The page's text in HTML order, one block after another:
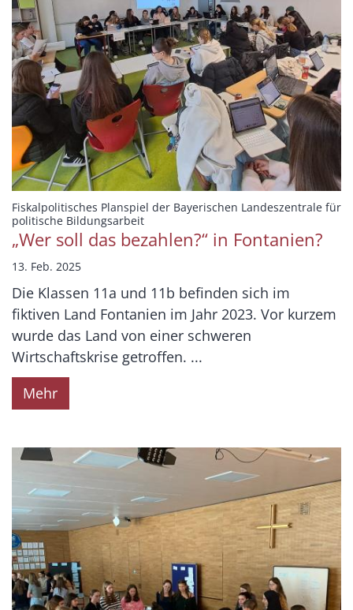
Fiskalpolitisches Planspiel der Bayerischen Landeszentrale für
politische Bildungsarbeit:
„Wer soll das bezahlen?“ in Fontanien?
13. Feb. 2025
Die Klassen 11a und 11b befinden sich im
fiktiven Land Fontanien im Jahr 2023. Vor kurzem
wurde das Land von einer schweren
Wirtschaftskrise getroffen. ...
Mehr